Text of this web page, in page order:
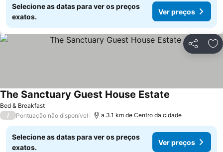
Selecione as datas para ver os preços
exatos.
Ver preços
Partilhar
Bed & Breakfast
The Sanctuary Guest House Estate
/ Pontuação não disponível a 3.1 km de Centro da cidade
Selecione as datas para ver os preços
exatos.
Ver preços